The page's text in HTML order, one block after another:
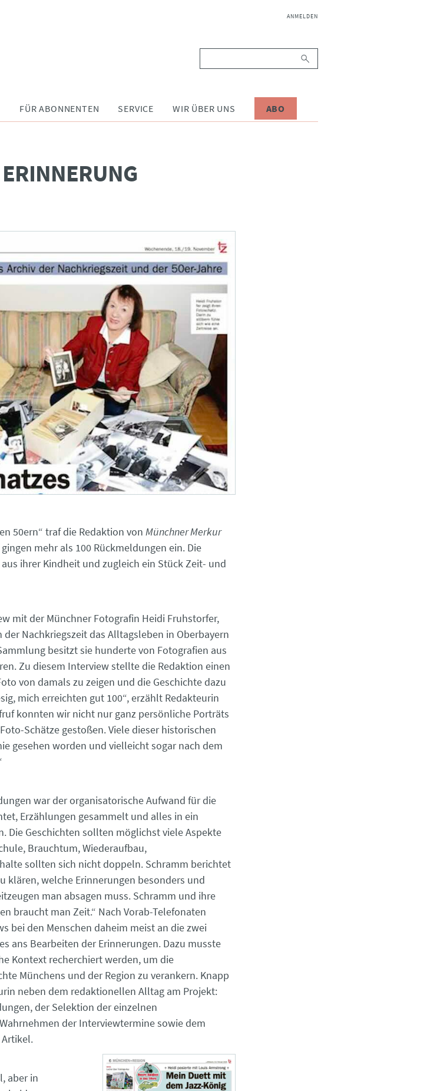
NAVIGATION
ANMELDEN
FÜR ABONNENTEN SERVICE WIR ÜBER UNS ABO
50ern“ traf die Redaktion von Münchner Merkur
mehr als 100 Rückmeldungen ein. Die
ihrer Kindheit und zugleich ein Stück Zeit- und
mit der Münchner Fotografin Heidi Fruhstorfer,
Nachkriegszeit das Alltagsleben in Oberbayern
besitzt sie hunderte von Fotografien aus
Zu diesem Interview stellte die Redaktion einen
von damals zu zeigen und die Geschichte dazu
mich erreichten gut 100“, erzählt Redakteurin
konnten wir nicht nur ganz persönliche Porträts
Schätze gestoßen. Viele dieser historischen
gesehen worden und vielleicht sogar nach dem
war der organisatorische Aufwand für die
Erzählungen gesammelt und alles in ein
Die Geschichten sollten möglichst viele Aspekte
Brauchtum, Wiederaufbau,
sollten sich nicht doppeln. Schramm berichtet
klären, welche Erinnerungen besonders und
man absagen muss. Schramm und ihre
braucht man Zeit.“ Nach Vorab-Telefonaten
bei den Menschen daheim meist an die zwei
ans Bearbeiten der Erinnerungen. Dazu musste
Kontext recherchiert werden, um die
Münchens und der Region zu verankern. Knapp
neben dem redaktionellen Alltag am Projekt:
der Selektion der einzelnen
der Interviewtermine sowie dem
aber in